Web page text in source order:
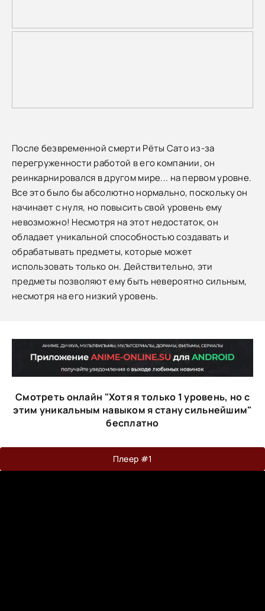
После безвременной смерти Рёты Сато из-за
перегруженности работой в его компании, он
реинкарнировался в другом мире... на первом уровне.
Все это было бы абсолютно нормально, поскольку он
начинает с нуля, но повысить свой уровень ему
невозможно! Несмотря на этот недостаток, он
обладает уникальной способностью создавать и
обрабатывать предметы, которые может
использовать только он. Действительно, эти
предметы позволяют ему быть невероятно сильным,
несмотря на его низкий уровень.
Смотреть онлайн "Хотя я только 1 уровень, но с
этим уникальным навыком я стану сильнейшим"
бесплатно
Плеер #1